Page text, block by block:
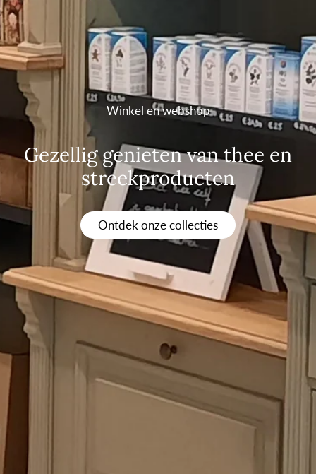
Winkel en webshop
Gezellig genieten van thee en
streekproducten
Ontdek onze collecties